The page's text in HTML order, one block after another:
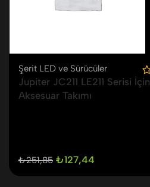
Şerit LED ve Sürücüler
Jupiter JC211 LE211 Serisi İçin
Aksesuar Takımı
₺251,85 ₺127,44